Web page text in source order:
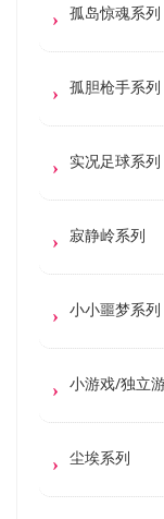
孤岛惊魂系列
孤胆枪手系列
实况足球系列
寂静岭系列
小小噩梦系列
小游戏/独立
尘埃系列